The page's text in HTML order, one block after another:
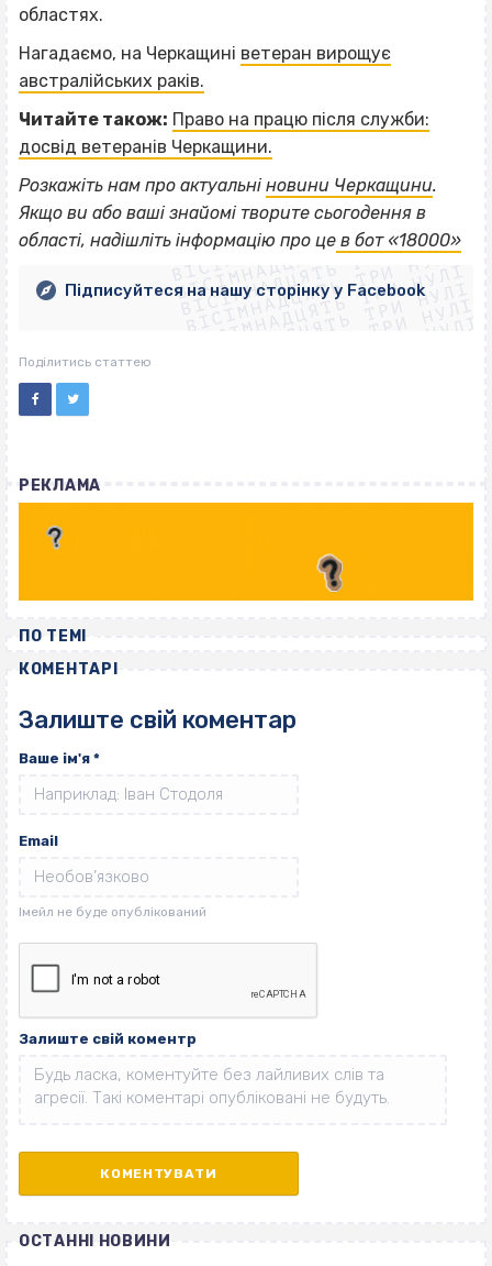
областях.
Нагадаємо, на Черкащині ветеран вирощує
австралійських раків.
Читайте також: Право на працю після служби:
досвід ветеранів Черкащини.
Розкажіть нам про актуальні новини Черкащини.
Якщо ви або ваші знайомі творите сьогодення в
області, надішліть інформацію про це в бот «18000»
ВІСІМНАДЦЯТЬ ТРИ НУЛІ
ВІСІМНАДЦЯТЬ ТРИ НУЛІ
ВІСІМНАДЦЯТЬ ТРИ НУЛІ
ВІСІМНАДЦЯТЬ ТРИ НУЛІ
ВІСІМНАДЦЯТЬ ТРИ НУЛІ
ВІСІМНАДЦЯТЬ ТРИ НУЛІ
ВІСІМНАДЦЯТЬ ТРИ НУЛІ
ВІСІМНАДЦЯТЬ ТРИ НУЛІ
Підписуйтеся на нашу сторінку у Facebook
Поділитись статтею
РЕКЛАМА
ПО ТЕМІ
КОМЕНТАРІ
Залиште свій коментар
Ваше ім'я *
Email
Залиште свій коментр
ОСТАННІ НОВИНИ